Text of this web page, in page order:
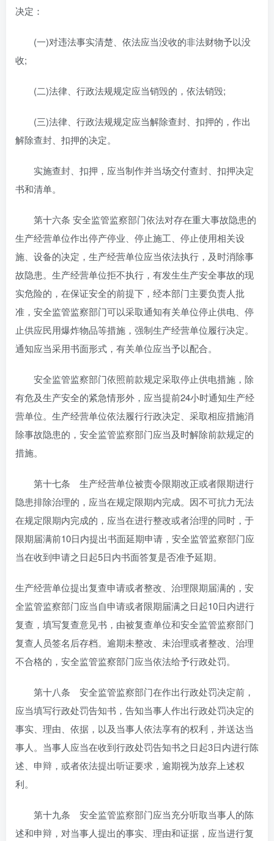
决定：
(一)对违法事实清楚、依法应当没收的非法财物予以没
收;
(二)法律、行政法规规定应当销毁的，依法销毁;
(三)法律、行政法规规定应当解除查封、扣押的，作出
解除查封、扣押的决定。
实施查封、扣押，应当制作并当场交付查封、扣押决定
书和清单。
第十六条 安全监管监察部门依法对存在重大事故隐患的
生产经营单位作出停产停业、停止施工、停止使用相关设
施、设备的决定，生产经营单位应当依法执行，及时消除事
故隐患。生产经营单位拒不执行，有发生生产安全事故的现
实危险的，在保证安全的前提下，经本部门主要负责人批
准，安全监管监察部门可以采取通知有关单位停止供电、停
止供应民用爆炸物品等措施，强制生产经营单位履行决定。
通知应当采用书面形式，有关单位应当予以配合。
安全监管监察部门依照前款规定采取停止供电措施，除
有危及生产安全的紧急情形外，应当提前24小时通知生产经
营单位。生产经营单位依法履行行政决定、采取相应措施消
除事故隐患的，安全监管监察部门应当及时解除前款规定的
措施。
第十七条 生产经营单位被责令限期改正或者限期进行
隐患排除治理的，应当在规定限期内完成。因不可抗力无法
在规定限期内完成的，应当在进行整改或者治理的同时，于
限期届满前10日内提出书面延期申请，安全监管监察部门应
当在收到申请之日起5日内书面答复是否准予延期。
生产经营单位提出复查申请或者整改、治理限期届满的，安
全监管监察部门应当自申请或者限期届满之日起10日内进行
复查，填写复查意见书，由被复查单位和安全监管监察部门
复查人员签名后存档。逾期未整改、未治理或者整改、治理
不合格的，安全监管监察部门应当依法给予行政处罚。
第十八条 安全监管监察部门在作出行政处罚决定前，
应当填写行政处罚告知书，告知当事人作出行政处罚决定的
事实、理由、依据，以及当事人依法享有的权利，并送达当
事人。当事人应当在收到行政处罚告知书之日起3日内进行陈
述、申辩，或者依法提出听证要求，逾期视为放弃上述权
利。
第十九条 安全监管监察部门应当充分听取当事人的陈
述和申辩，对当事人提出的事实、理由和证据，应当进行复